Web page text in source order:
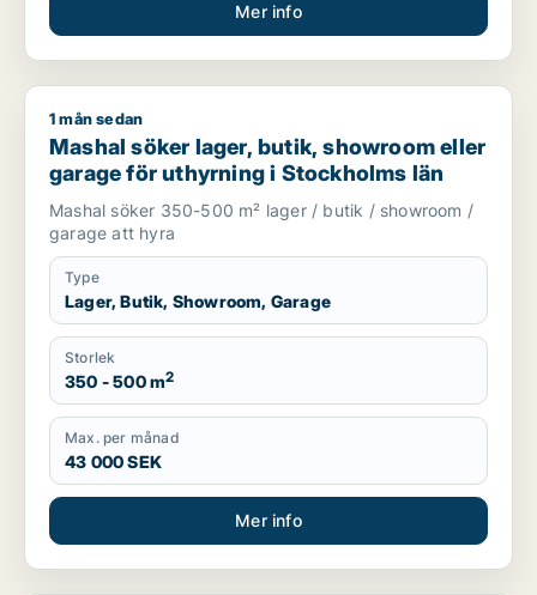
Mer info
Mashal söker lager, butik, showroom eller garage för
1 mån sedan
Mashal söker lager, butik, showroom eller
garage för uthyrning i Stockholms län
Mashal söker 350-500 m² lager / butik / showroom /
garage att hyra
Type
Lager, Butik, Showroom, Garage
Storlek
350 - 500 m2
Max. per månad
43 000 SEK
Mer info